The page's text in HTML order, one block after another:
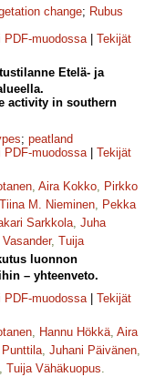
change; Rubus
PDF-muodossa| Tekijät
Etelä- ja
activity in southern
; peatland
PDF-muodossa| Tekijät
, Aira Kokko, Pirkko
Tiina M. Nieminen, Pekka
Sarkkola, Juha
Vasander, Tuija
luonnon
– yhteenveto.
PDF-muodossa| Tekijät
, Hannu Hökkä, Aira
, Juhani Päivänen,
, Tuija Vähäkuopus.